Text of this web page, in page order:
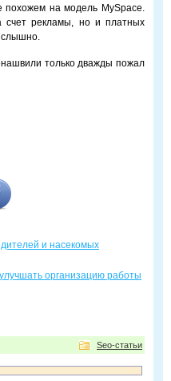
похожем на модель MySpace.
счет рекламы, но и платных
слышно.
только дважды пожал
и насекомых
организацию работы
Seo-статьи